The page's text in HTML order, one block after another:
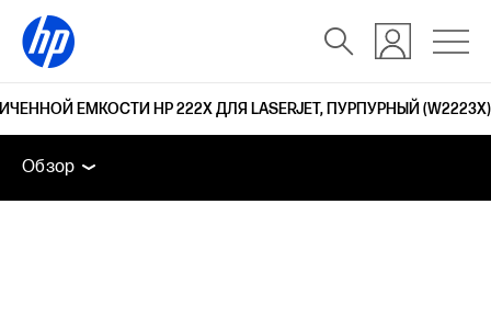
ЕМКОСТИ HP 222X ДЛЯ LASERJET, ПУРПУРНЫЙ (W2223X)
Обзор
Поддержка
Обзор